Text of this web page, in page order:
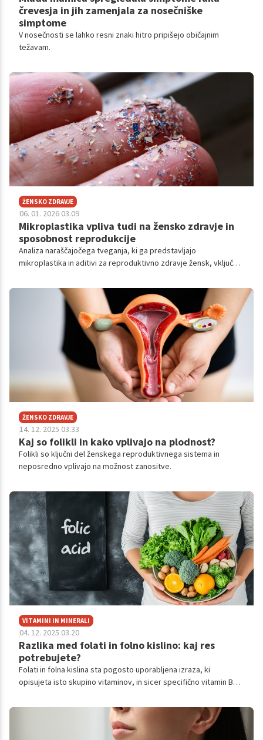
črevesja in jih zamenjala za nosečniške
simptome
V nosečnosti se lahko resni znaki hitro pripišejo običajnim
težavam.
ŽENSKO ZDRAVJE
06. 01. 2026 03.09
Mikroplastika vpliva tudi na žensko zdravje in
sposobnost reprodukcije
Analiza naraščajočega tveganja, ki ga predstavljajo
mikroplastika in aditivi za reproduktivno zdravje žensk, vključno
nujnost preventivnih ukrepov.
ŽENSKO ZDRAVJE
14. 12. 2025 03.33
Kaj so folikli in kako vplivajo na plodnost?
Folikli so ključni del ženskega reproduktivnega sistema in
neposredno vplivajo na možnost zanositve.
VITAMINI IN MINERALI
04. 12. 2025 03.20
Razlika med folati in folno kislino: kaj res
potrebujete?
Folati in folna kislina sta pogosto uporabljena izraza, ki
opisujeta isto skupino vitaminov, in sicer specifično vitamin B9.
biološka razlika, ki vpliva na to, kako naše telo ta vitamin